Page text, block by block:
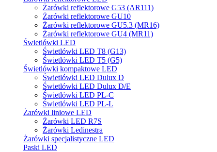
Żarówki reflektorowe G53 (AR111)
Żarówki reflektorowe GU10
Żarówki reflektorowe GU5.3 (MR16)
Żarówki reflektorowe GU4 (MR11)
Świetlówki LED
Świetlówki LED T8 (G13)
Świetlówki LED T5 (G5)
Świetlówki kompaktowe LED
Świetlówki LED Dulux D
Świetlówki LED Dulux D/E
Świetlówki LED PL-C
Świetlówki LED PL-L
Żarówki liniowe LED
Żarówki LED R7S
Żarówki Ledinestra
Żarówki specjalistyczne LED
Paski LED